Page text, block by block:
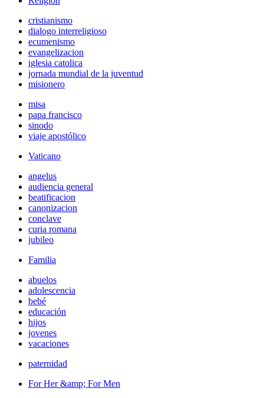
cristianismo
dialogo interreligioso
ecumenismo
evangelizacion
iglesia catolica
jornada mundial de la juventud
misionero
misa
papa francisco
sinodo
viaje apostólico
Vaticano
angelus
audiencia general
beatificacion
canonizacion
conclave
curia romana
jubileo
Familia
abuelos
adolescencia
bebé
educación
hijos
jovenes
vacaciones
paternidad
For Her &amp; For Men